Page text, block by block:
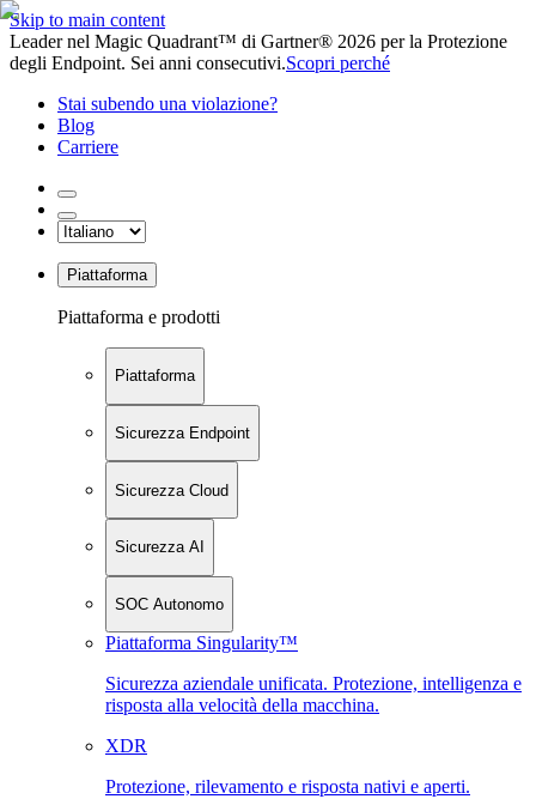
Skip to main content
Leader nel Magic Quadrant™ di Gartner® 2026 per la Protezione
degli Endpoint. Sei anni consecutivi.Scopri perché
Stai subendo una violazione?
Blog
Carriere
Piattaforma
Piattaforma e prodotti
Piattaforma
Sicurezza Endpoint
Sicurezza Cloud
Sicurezza AI
SOC Autonomo
Piattaforma Singularity™
Sicurezza aziendale unificata. Protezione, intelligenza e
risposta alla velocità della macchina.
XDR
Protezione, rilevamento e risposta nativi e aperti.